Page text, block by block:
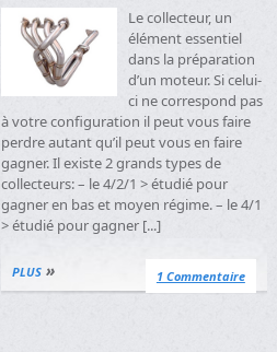
Le collecteur, un
élément essentiel
dans la préparation
d’un moteur. Si celui-
ci ne correspond pas
à votre configuration il peut vous faire
perdre autant qu’il peut vous en faire
gagner. Il existe 2 grands types de
collecteurs: – le 4/2/1 > étudié pour
gagner en bas et moyen régime. – le 4/1
> étudié pour gagner [...]
PLUS » 1 Commentaire